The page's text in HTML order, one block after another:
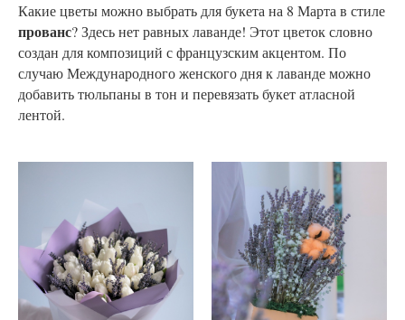
Какие цветы можно выбрать для букета на 8 Марта в стиле
прованс? Здесь нет равных лаванде! Этот цветок словно
создан для композиций с французским акцентом. По
случаю Международного женского дня к лаванде можно
добавить тюльпаны в тон и перевязать букет атласной
лентой.